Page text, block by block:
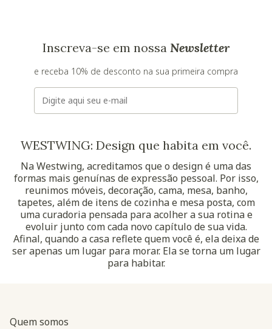
Inscreva-se em nossa Newsletter
e receba 10% de desconto na sua primeira compra
E-mail
WESTWING: Design que habita em você.
Na Westwing, acreditamos que o design é uma das
formas mais genuínas de expressão pessoal. Por isso,
reunimos móveis, decoração, cama, mesa, banho,
tapetes, além de itens de cozinha e mesa posta, com
uma curadoria pensada para acolher a sua rotina e
evoluir junto com cada novo capítulo de sua vida.
Afinal, quando a casa reflete quem você é, ela deixa de
ser apenas um lugar para morar. Ela se torna um lugar
para habitar.
Quem somos